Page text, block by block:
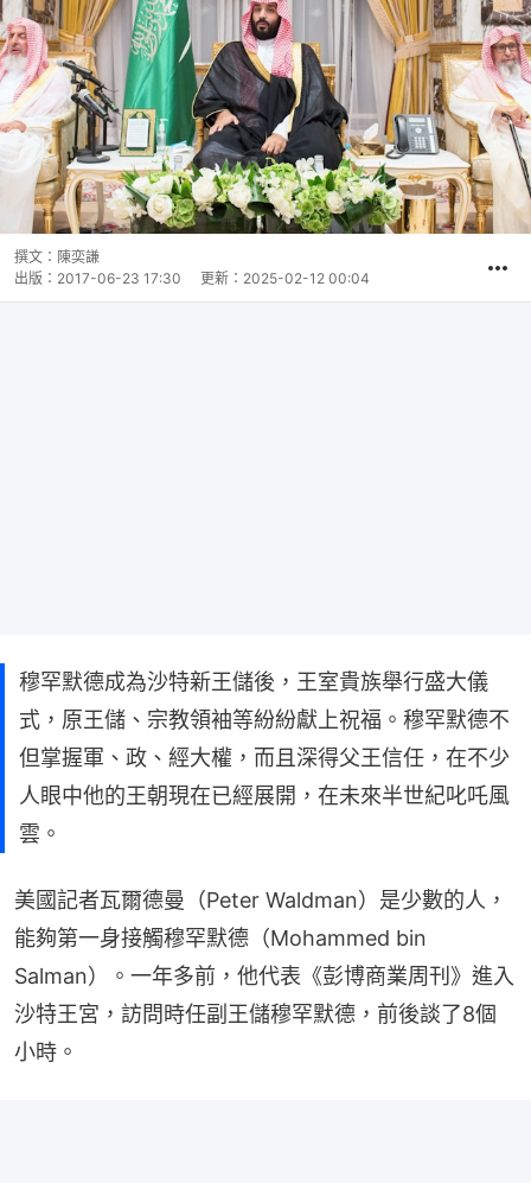
撰文： 陳奕謙
出版： 2017-06-23 17:30 更新： 2025-02-12 00:04
穆罕默德成為沙特新王儲後，王室貴族舉行盛大儀
式，原王儲、宗教領袖等紛紛獻上祝福。穆罕默德不
但掌握軍、政、經大權，而且深得父王信任，在不少
人眼中他的王朝現在已經展開，在未來半世紀叱吒風
雲。
美國記者瓦爾德曼（Peter Waldman）是少數的人，
能夠第一身接觸穆罕默德（Mohammed bin
Salman）。一年多前，他代表《彭博商業周刊》進入
沙特王宮，訪問時任副王儲穆罕默德，前後談了8個
小時。